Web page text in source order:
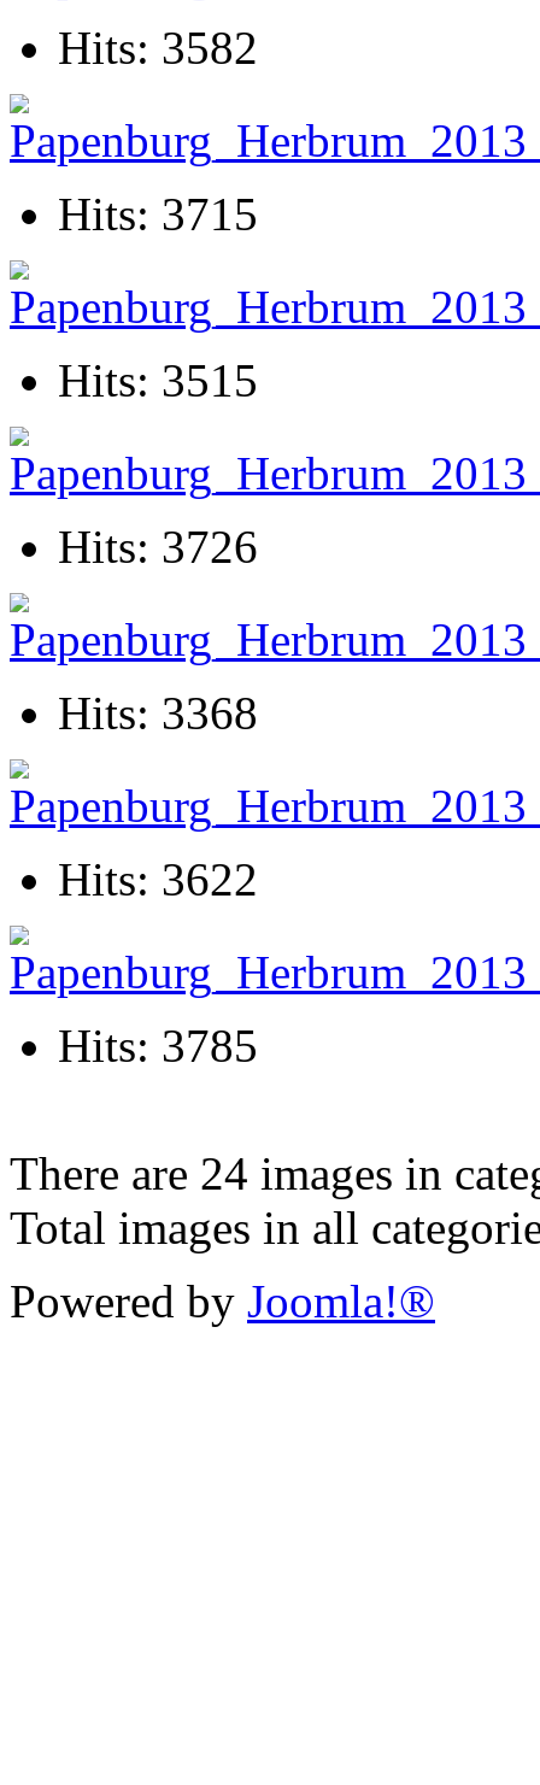
Hits: 3582
Hits: 3715
Hits: 3515
Hits: 3726
Hits: 3368
Hits: 3622
Hits: 3785
There are 24 images in
Total images in all
Powered by Joomla!®